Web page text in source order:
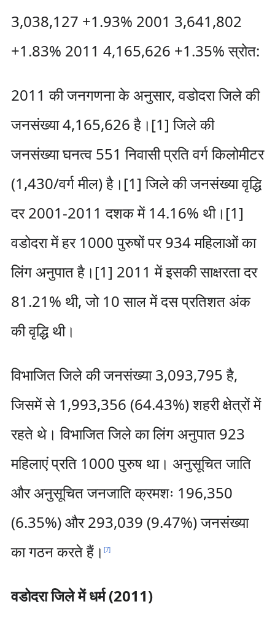
3,038,127 +1.93% 2001 3,641,802
+1.83% 2011 4,165,626 +1.35% स्रोत:
2011 की जनगणना के अनुसार, वडोदरा जिले की
जनसंख्या 4,165,626 है।[1] जिले की
जनसंख्या घनत्व 551 निवासी प्रति वर्ग किलोमीटर
(1,430/वर्ग मील) है।[1] जिले की जनसंख्या वृद्धि
दर 2001-2011 दशक में 14.16% थी।[1]
वडोदरा में हर 1000 पुरुषों पर 934 महिलाओं का
लिंग अनुपात है।[1] 2011 में इसकी साक्षरता दर
81.21% थी, जो 10 साल में दस प्रतिशत अंक
की वृद्धि थी।
विभाजित जिले की जनसंख्या 3,093,795 है,
जिसमें से 1,993,356 (64.43%) शहरी क्षेत्रों में
रहते थे। विभाजित जिले का लिंग अनुपात 923
महिलाएं प्रति 1000 पुरुष था। अनुसूचित जाति
और अनुसूचित जनजाति क्रमशः 196,350
(6.35%) और 293,039 (9.47%) जनसंख्या
का गठन करते हैं। [7]
वडोदरा जिले में धर्म (2011)